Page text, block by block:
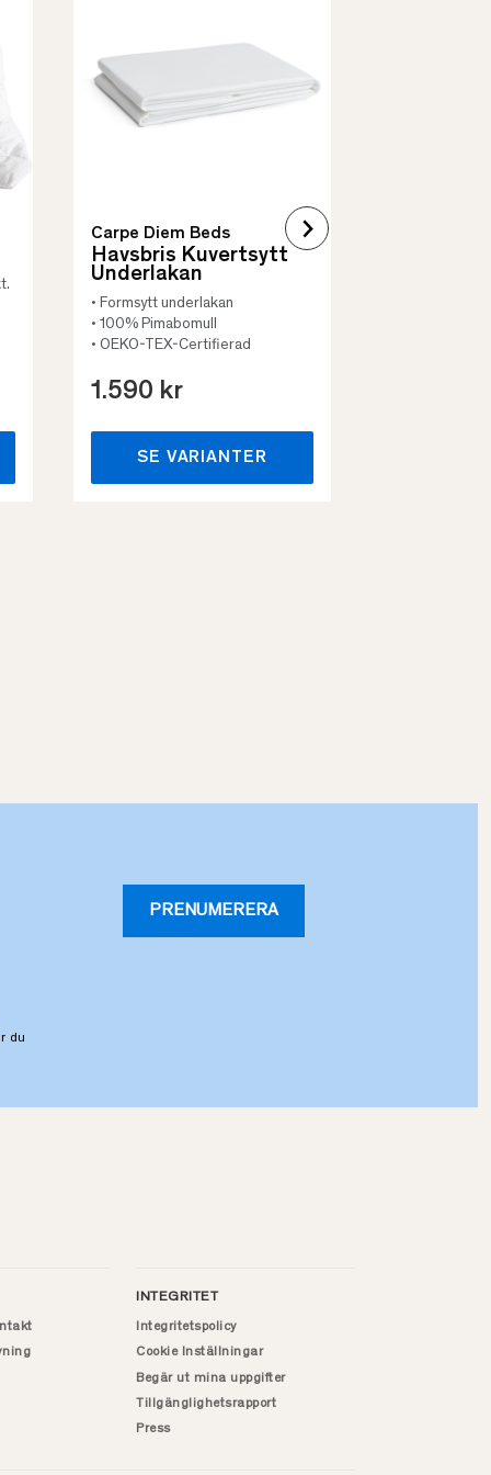
Carpe Diem Beds
Havsbris Kuvertsytt
Underlakan
• Formsytt underlakan
• 100% Pimabomull
• OEKO-TEX-Certifierad
1.590 kr
SE VARIANTER
PRENUMERERA
du
INTEGRITET
Integritetspolicy
Cookie Inställningar
Begär ut mina uppgifter
Tillgänglighetsrapport
Press